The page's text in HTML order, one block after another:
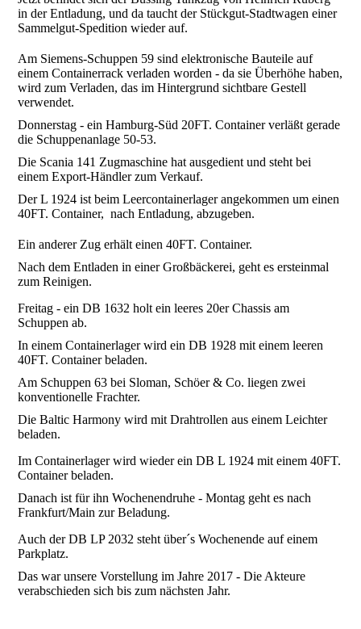
in der Entladung, und da taucht der Stückgut-Stadtwagen einer
Sammelgut-Spedition wieder auf.
Am Siemens-Schuppen 59 sind elektronische Bauteile auf
einem Containerrack verladen worden - da sie Überhöhe haben,
wird zum Verladen, das im Hintergrund sichtbare Gestell
verwendet.
Donnerstag - ein Hamburg-Süd 20FT. Container verläßt gerade
die Schuppenanlage 50-53.
Die Scania 141 Zugmaschine hat ausgedient und steht bei
einem Export-Händler zum Verkauf.
Der L 1924 ist beim Leercontainerlager angekommen um einen
40FT. Container, nach Entladung, abzugeben.
Ein anderer Zug erhält einen 40FT. Container.
Nach dem Entladen in einer Großbäckerei, geht es ersteinmal
zum Reinigen.
Freitag - ein DB 1632 holt ein leeres 20er Chassis am
Schuppen ab.
In einem Containerlager wird ein DB 1928 mit einem leeren
40FT. Container beladen.
Am Schuppen 63 bei Sloman, Schöer & Co. liegen zwei
konventionelle Frachter.
Die Baltic Harmony wird mit Drahtrollen aus einem Leichter
beladen.
Im Containerlager wird wieder ein DB L 1924 mit einem 40FT.
Container beladen.
Danach ist für ihn Wochenendruhe - Montag geht es nach
Frankfurt/Main zur Beladung.
Auch der DB LP 2032 steht über´s Wochenende auf einem
Parkplatz.
Das war unsere Vorstellung im Jahre 2017 - Die Akteure
verabschieden sich bis zum nächsten Jahr.